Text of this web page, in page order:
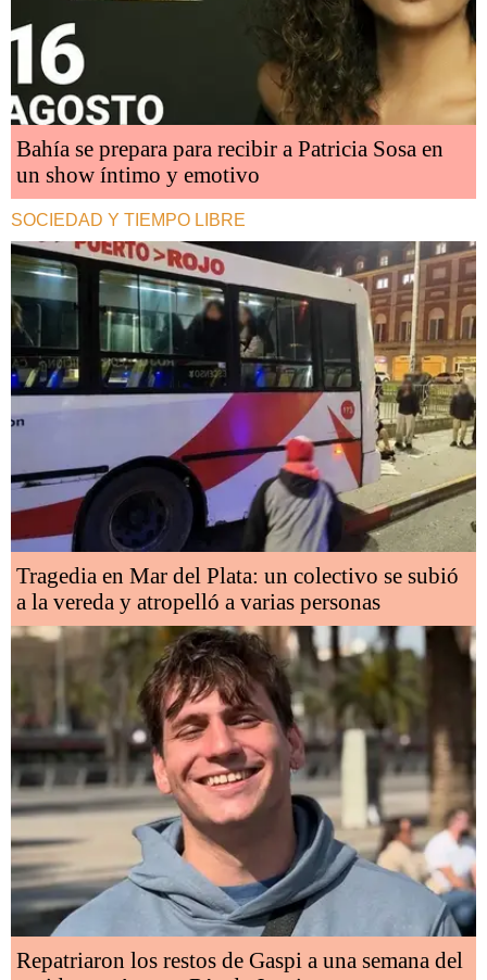
Bahía se prepara para recibir a Patricia Sosa en
un show íntimo y emotivo
SOCIEDAD Y TIEMPO LIBRE
Tragedia en Mar del Plata: un colectivo se subió
a la vereda y atropelló a varias personas
Repatriaron los restos de Gaspi a una semana del